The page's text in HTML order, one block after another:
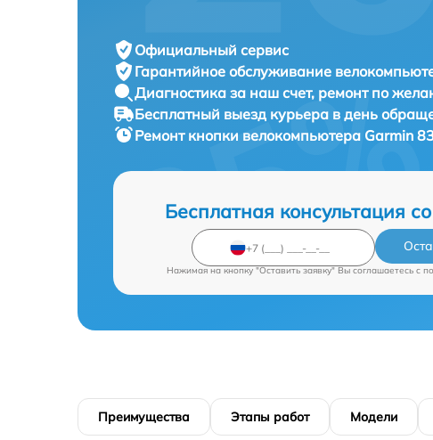
Официальный сервис
Гарантийное обслуживание
Диагностика за наш счет, ремонт по
Бесплатный выезд курьера в день
Ремонт кнопки велокомпьютера Garmin
Бесплатная консультация
Нажимая на кнопку "Оставить заявку" Вы соглашаетесь c
Преимущества Этапы работ Модели